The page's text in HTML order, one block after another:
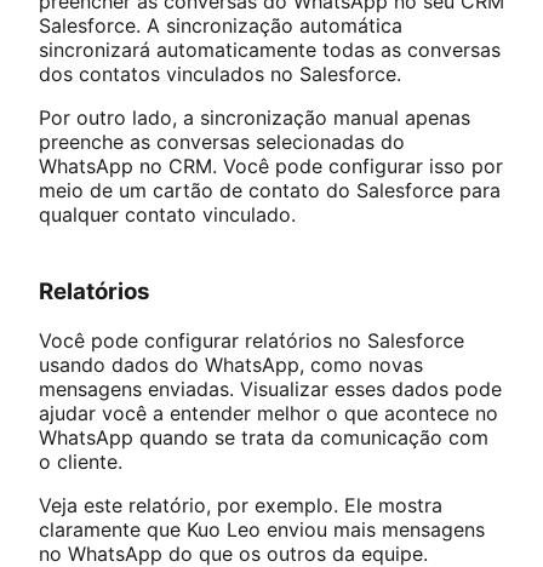
Salesforce. A sincronização automática
sincronizará automaticamente todas as conversas
dos contatos vinculados no Salesforce.
Por outro lado, a sincronização manual apenas
preenche as conversas selecionadas do
WhatsApp no CRM. Você pode configurar isso por
meio de um cartão de contato do Salesforce para
qualquer contato vinculado.
Relatórios
Você pode configurar relatórios no Salesforce
usando dados do WhatsApp, como novas
mensagens enviadas. Visualizar esses dados pode
ajudar você a entender melhor o que acontece no
WhatsApp quando se trata da comunicação com
o cliente.
Veja este relatório, por exemplo. Ele mostra
claramente que Kuo Leo enviou mais mensagens
no WhatsApp do que os outros da equipe.